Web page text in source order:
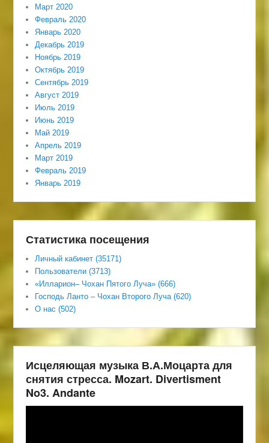
Март 2020
Февраль 2020
Январь 2020
Декабрь 2019
Ноябрь 2019
Октябрь 2019
Сентябрь 2019
Август 2019
Июль 2019
Июнь 2019
Май 2019
Апрель 2019
Март 2019
Февраль 2019
Январь 2019
Статистика посещения
Личный кабинет (35171)
Пользователи (3713)
«Илларион– Чохан Пятого Луча» (666)
Господь Ланто – Чохан Второго Луча (620)
О нас (502)
Исцеляющая музыка В.А.Моцарта для
снятия стресса. Mozart. Divertisment
No3. Andante